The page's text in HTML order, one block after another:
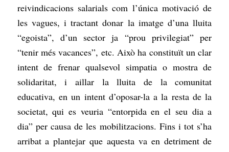
reivindicacions salarials com l’única motivació de
les vagues, i tractant donar la imatge d’una lluita
“egoista”, d’un sector ja “prou privilegiat” per
“tenir més vacances”, etc. Això ha constituït un clar
intent de frenar qualsevol simpatia o mostra de
solidaritat, i aillar la lluita de la comunitat
educativa, en un intent d’oposar-la a la resta de la
societat, qui es veuria “entorpida en el seu dia a
dia” per causa de les mobilitzacions. Fins i tot s’ha
arribat a plantejar que aquesta va en detriment de